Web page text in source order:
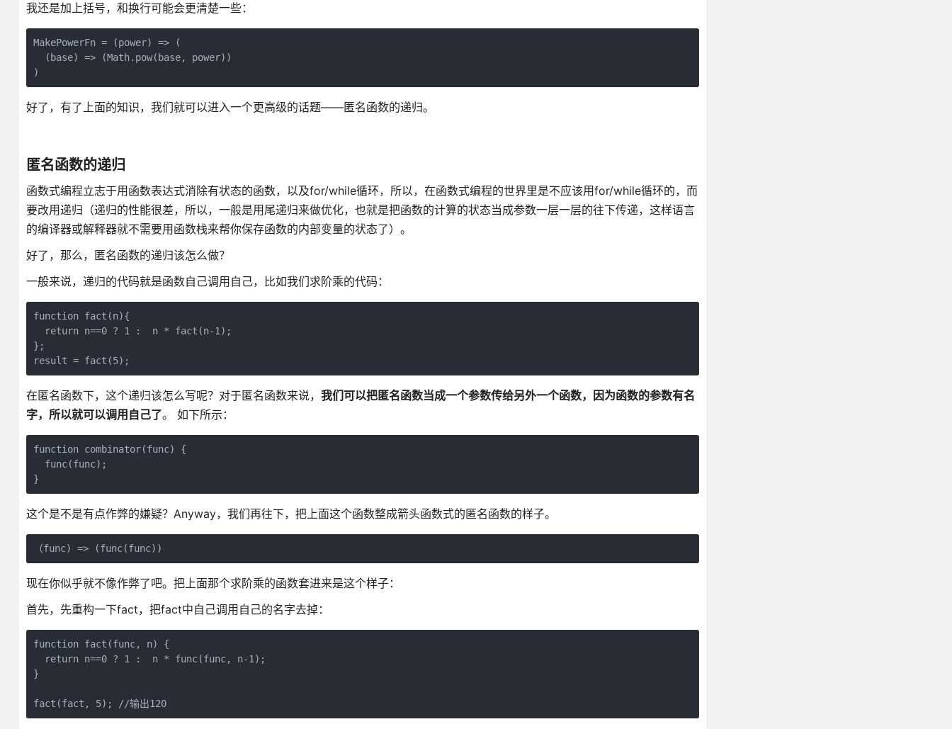
我还是加上括号，和换行可能会更清楚一些：
MakePowerFn = (power) => (
  (base) => (Math.pow(base, power))
)
好了，有了上面的知识，我们就可以进入一个更高级的话题——匿名函数的递归。
匿名函数的递归
函数式编程立志于用函数表达式消除有状态的函数，以及for/while循环，所以，在函数式编程的世界里是不应该用for/while循环的，而
要改用递归（递归的性能很差，所以，一般是用尾递归来做优化，也就是把函数的计算的状态当成参数一层一层的往下传递，这样语言
的编译器或解释器就不需要用函数栈来帮你保存函数的内部变量的状态了）。
好了，那么，匿名函数的递归该怎么做？
一般来说，递归的代码就是函数自己调用自己，比如我们求阶乘的代码：
function fact(n){
  return n==0 ? 1 :  n * fact(n-1);
};
result = fact(5);
在匿名函数下，这个递归该怎么写呢？对于匿名函数来说， 我们可以把匿名函数当成一个参数传给另外一个函数，因为函数的参数有名
字，所以就可以调用自己了。 如下所示：
function combinator(func) {
  func(func);
}
这个是不是有点作弊的嫌疑？Anyway，我们再往下，把上面这个函数整成箭头函数式的匿名函数的样子。
（func) => (func(func))
现在你似乎就不像作弊了吧。把上面那个求阶乘的函数套进来是这个样子：
首先，先重构一下fact，把fact中自己调用自己的名字去掉：
function fact(func, n) {
  return n==0 ? 1 :  n * func(func, n-1);
}
fact(fact, 5); //输出120